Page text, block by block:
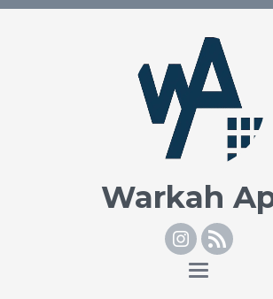
Warkah
RSS
Toggle